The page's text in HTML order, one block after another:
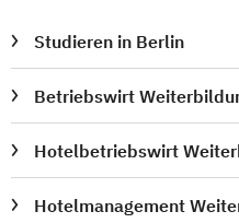
Studieren in Berlin
Betriebswirt
Hotelbetriebswirt
Hotelmanagement